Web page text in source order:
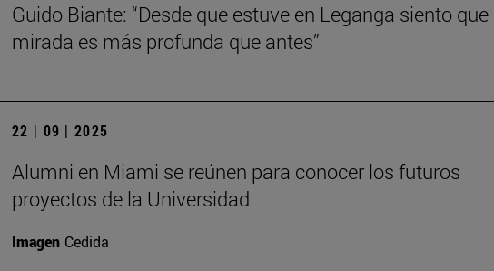
Guido Biante: “Desde que estuve en Leganga siento
mirada es más profunda que antes”
22 | 09 | 2025
Alumni en Miami se reúnen para conocer los futuros
proyectos de la Universidad
Imagen Cedida